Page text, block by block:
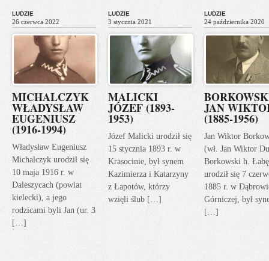
LUDZIE
26 czerwca 2022
MICHALCZYK
WŁADYSŁAW
EUGENIUSZ
(1916-1994)
Władysław Eugeniusz
Michalczyk urodził się
10 maja 1916 r. w
Daleszycach (powiat
kielecki), a jego
rodzicami byli Jan (ur. 3
[…]
LUDZIE
3 stycznia 2021
MALICKI
JÓZEF (1893-
1953)
Józef Malicki urodził się
15 stycznia 1893 r. w
Krasocinie, był synem
Kazimierza i Katarzyny
z Łapotów, którzy
wzięli ślub […]
LUDZIE
24 października 2020
JAN
(1885-1956)
Jan Wiktor
(wł. Jan Wiktor
Borkowski h.
urodził się 7
1885 r. w
Górniczej, był
[…]